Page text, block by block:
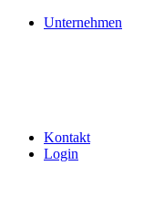
Unternehmen
Kontakt
Login